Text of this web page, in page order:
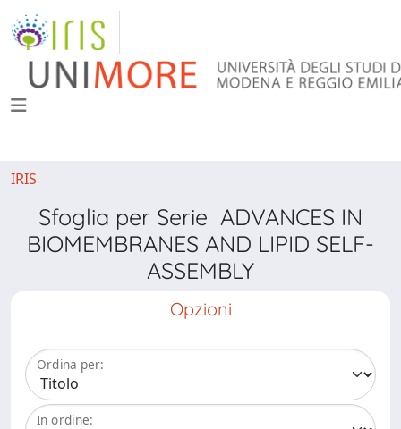
IRIS
Sfoglia per Serie ADVANCES IN
BIOMEMBRANES AND LIPID SELF-
ASSEMBLY
Opzioni
Ordina per:
In ordine: